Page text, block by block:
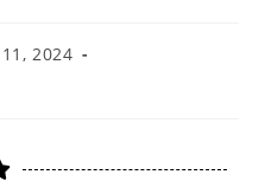
2024